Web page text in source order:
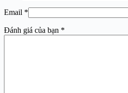
Email *
Đánh giá của bạn *